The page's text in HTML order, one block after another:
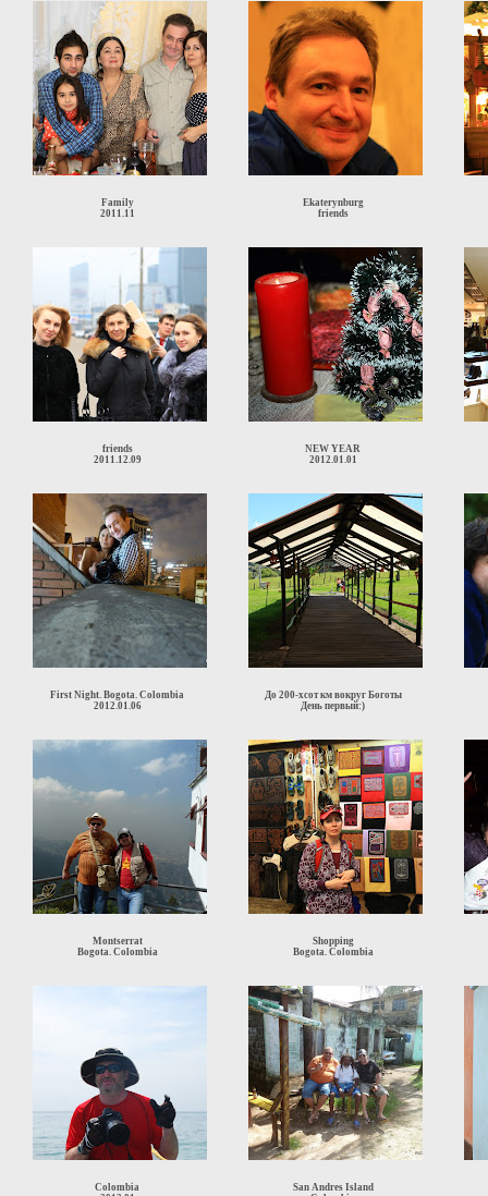
Family
2011.11
Ekaterynburg
friends
friends
2011.12.09
NEW YEAR
2012.01.01
First Night. Bogota. Colombia
2012.01.06
До 200-хсот км вокруг Боготы
День первый:)
Montserrat
Bogota. Colombia
Shopping
Bogota. Colombia
Colombia
San Andres Island